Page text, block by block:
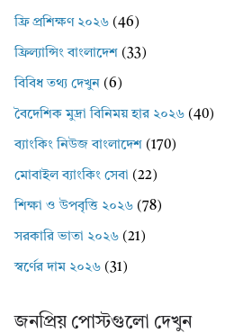
ফ্রি প্রশিক্ষণ ২০২৬ (46)
ফ্রিল্যান্সিং বাংলাদেশ (33)
বিবিধ তথ্য দেখুন (6)
বৈদেশিক মুদ্রা বিনিময় হার ২০২৬ (40)
ব্যাংকিং নিউজ বাংলাদেশ (170)
মোবাইল ব্যাংকিং সেবা (22)
শিক্ষা ও উপবৃত্তি ২০২৬ (78)
সরকারি ভাতা ২০২৬ (21)
স্বর্ণের দাম ২০২৬ (31)
জনপ্রিয় পোস্টগুলো দেখুন